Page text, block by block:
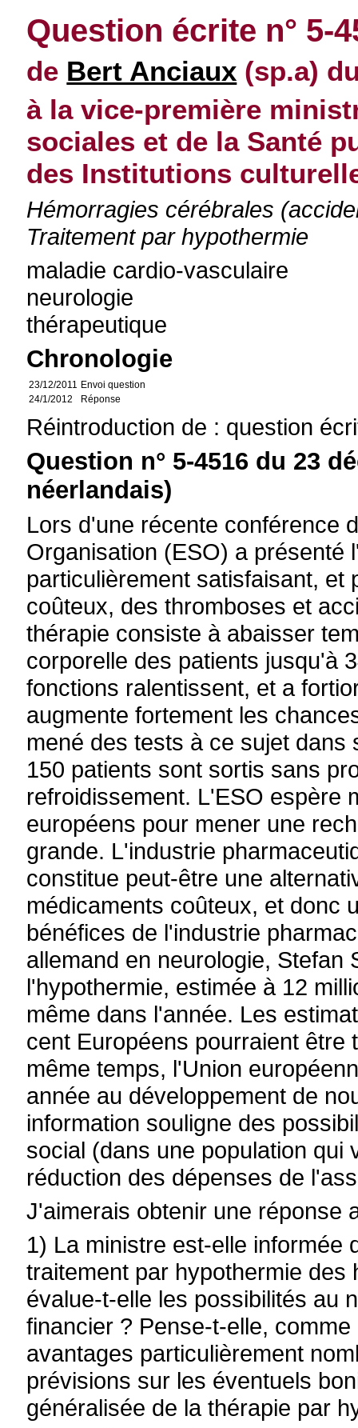
Question écrite n° 5-
de Bert Anciaux (sp.a)
à la vice-première
sociales et de la Santé
des Institutions
Hémorragies cérébrales
Traitement par hypothermie
maladie cardio-vasculaire
neurologie
thérapeutique
Chronologie
23/12/2011 Envoi question
24/1/2012
Réponse
Réintroduction de : question
Question n° 5-4516 du 23
néerlandais)
Lors d'une récente conférence
Organisation (ESO) a présenté
particulièrement satisfaisant, et
coûteux, des thromboses et
thérapie consiste à abaisser
corporelle des patients jusqu'à
fonctions ralentissent, et a
augmente fortement les
mené des tests à ce sujet
150 patients sont sortis sans
refroidissement. L'ESO espère
européens pour mener une
grande. L'industrie
constitue peut-être une
médicaments coûteux, et donc
bénéfices de l'industrie
allemand en neurologie,
l'hypothermie, estimée à 12
même dans l'année. Les
cent Européens pourraient être
même temps, l'Union
année au développement de
information souligne des
social (dans une population qui
réduction des dépenses de
J'aimerais obtenir une réponse
1) La ministre est-elle informée
traitement par hypothermie
évalue-t-elle les possibilités au
financier ? Pense-t-elle,
avantages particulièrement
prévisions sur les éventuels
généralisée de la thérapie par